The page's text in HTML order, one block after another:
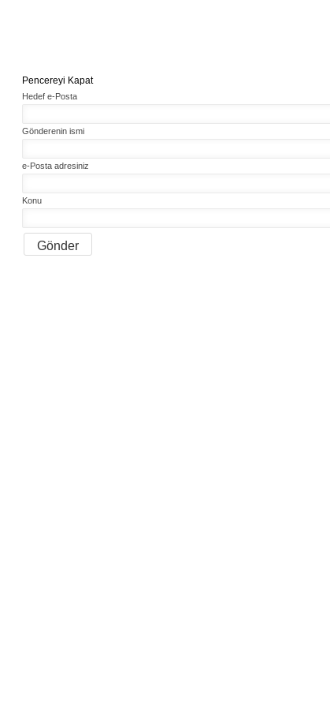
Pencereyi Kapat
Hedef e-Posta
Gönderenin ismi
e-Posta adresiniz
Konu
Gönder